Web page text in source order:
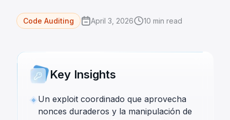
Code Auditing April 3, 2026 10 min read
Key Insights
Un exploit coordinado que aprovecha
nonces duraderos y la manipulación de